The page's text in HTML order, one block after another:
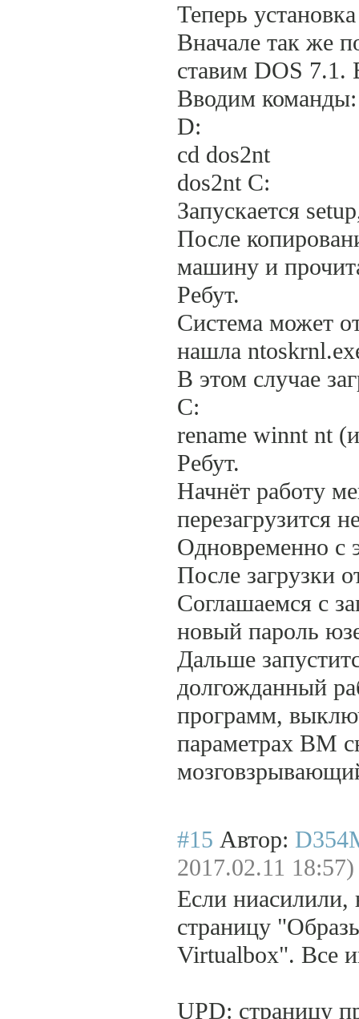
Теперь
Вначале так же
ставим DOS 7.1.
Вводим команды:
D:
cd dos2nt
dos2nt C:
Запускается
После
машину и
Ребут.
Система может
нашла
В этом случае
C:
rename winnt nt
Ребут.
Начнёт работу
перезагрузится
Одновременно с
После загрузки
Соглашаемся с
новый пароль
Дальше
долгожданный
программ,
параметрах ВМ
#15 Автор:
2017.02.11 18:57)
Если ниасилили,
страницу
Virtualbox". Все
UPD: страницу